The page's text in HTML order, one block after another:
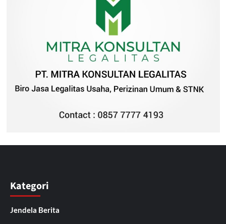
Kategori
Jendela Berita